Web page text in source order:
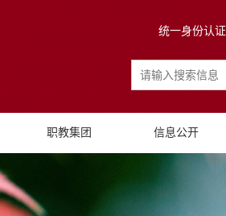
统一身份认证
职教集团 信息公开